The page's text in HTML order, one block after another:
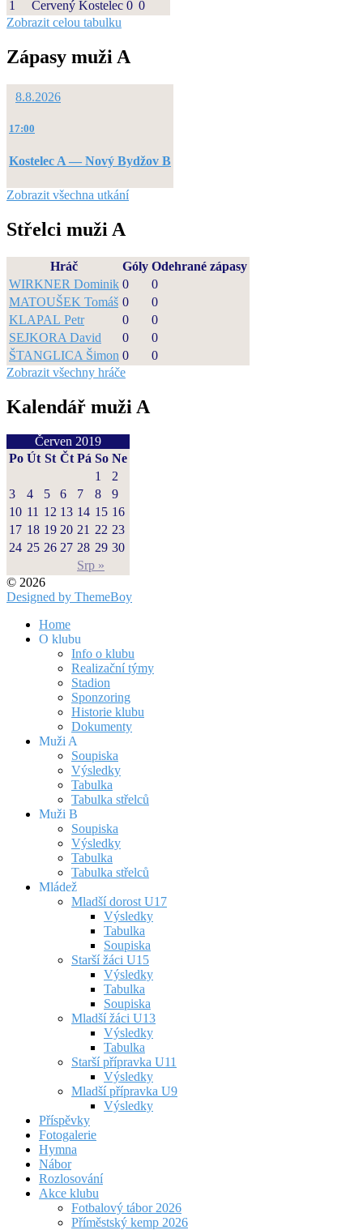
1 Červený Kostelec 0 0
Zobrazit celou tabulku
Zápasy muži A
8.8.2026
17:00
Kostelec A — Nový Bydžov B
Zobrazit všechna utkání
Střelci muži A
Hráč Góly Odehrané zápasy
WIRKNER Dominik 0
0
MATOUŠEK Tomáš 0
0
KLAPAL Petr
0
0
SEJKORA David
0
0
ŠTANGLICA Šimon 0
0
Zobrazit všechny hráče
Kalendář muži A
Červen 2019
Po Út St Čt Pá So Ne
Srp »
1
2
3
4 5 6 7 8
9
10 11 12 13 14 15 16
17 18 19 20 21 22 23
24 25 26 27 28 29 30
© 2026
Designed by ThemeBoy
Home
O klubu
Info o klubu
Realizační týmy
Stadion
Sponzoring
Historie klubu
Dokumenty
Muži A
Soupiska
Výsledky
Tabulka
Tabulka střelců
Muži B
Soupiska
Výsledky
Tabulka
Tabulka střelců
Mládež
Mladší dorost U17
Výsledky
Tabulka
Soupiska
Starší žáci U15
Výsledky
Tabulka
Soupiska
Mladší žáci U13
Výsledky
Tabulka
Starší přípravka U11
Výsledky
Mladší přípravka U9
Výsledky
Příspěvky
Fotogalerie
Hymna
Nábor
Rozlosování
Akce klubu
Fotbalový tábor 2026
Příměstský kemp 2026